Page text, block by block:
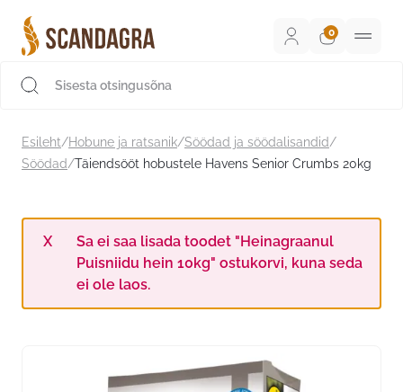
sisu
juurde
Esileht/Hobune ja ratsanik/Söödad ja söödalisandid/
Söödad/Täiendsööt hobustele Havens Senior Crumbs 20kg
Sa ei saa lisada toodet "Heinagraanul
Puisniidu hein 10kg" ostukorvi, kuna seda
ei ole laos.